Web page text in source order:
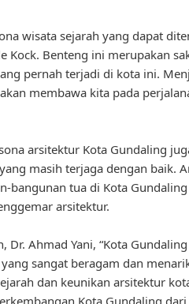
wisata sejarah yang dapat
Kock. Benteng ini merupakan
pernah terjadi di kota ini.
membawa kita pada
arsitektur Kota Gundaling
masih terjaga dengan baik.
bangunan tua di Kota
arsitektur.
Dr. Ahmad Yani, “Kota
sangat beragam dan
dan keunikan arsitektur